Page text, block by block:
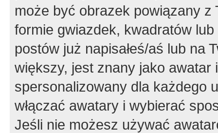
może być obrazek powiązany z
formie gwiazdek, kwadratów
postów już napisałeś/aś lub na
większy, jest znany jako
spersonalizowany dla każdego
włączać awatary i wybierać
Jeśli nie możesz używać